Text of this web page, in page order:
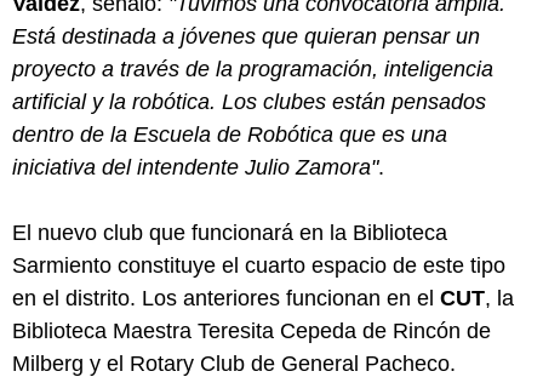
Está destinada a jóvenes que quieran pensar un
proyecto a través de la programación, inteligencia
artificial y la robótica. Los clubes están pensados
dentro de la Escuela de Robótica que es una
iniciativa del intendente Julio Zamora".
El nuevo club que funcionará en la Biblioteca
Sarmiento constituye el cuarto espacio de este tipo
en el distrito. Los anteriores funcionan en el CUT, la
Biblioteca Maestra Teresita Cepeda de Rincón de
Milberg y el Rotary Club de General Pacheco.